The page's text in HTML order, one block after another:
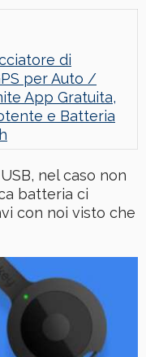
di
per Auto /
App Gratuita,
e Batteria
nel caso non
batteria ci
con noi visto che